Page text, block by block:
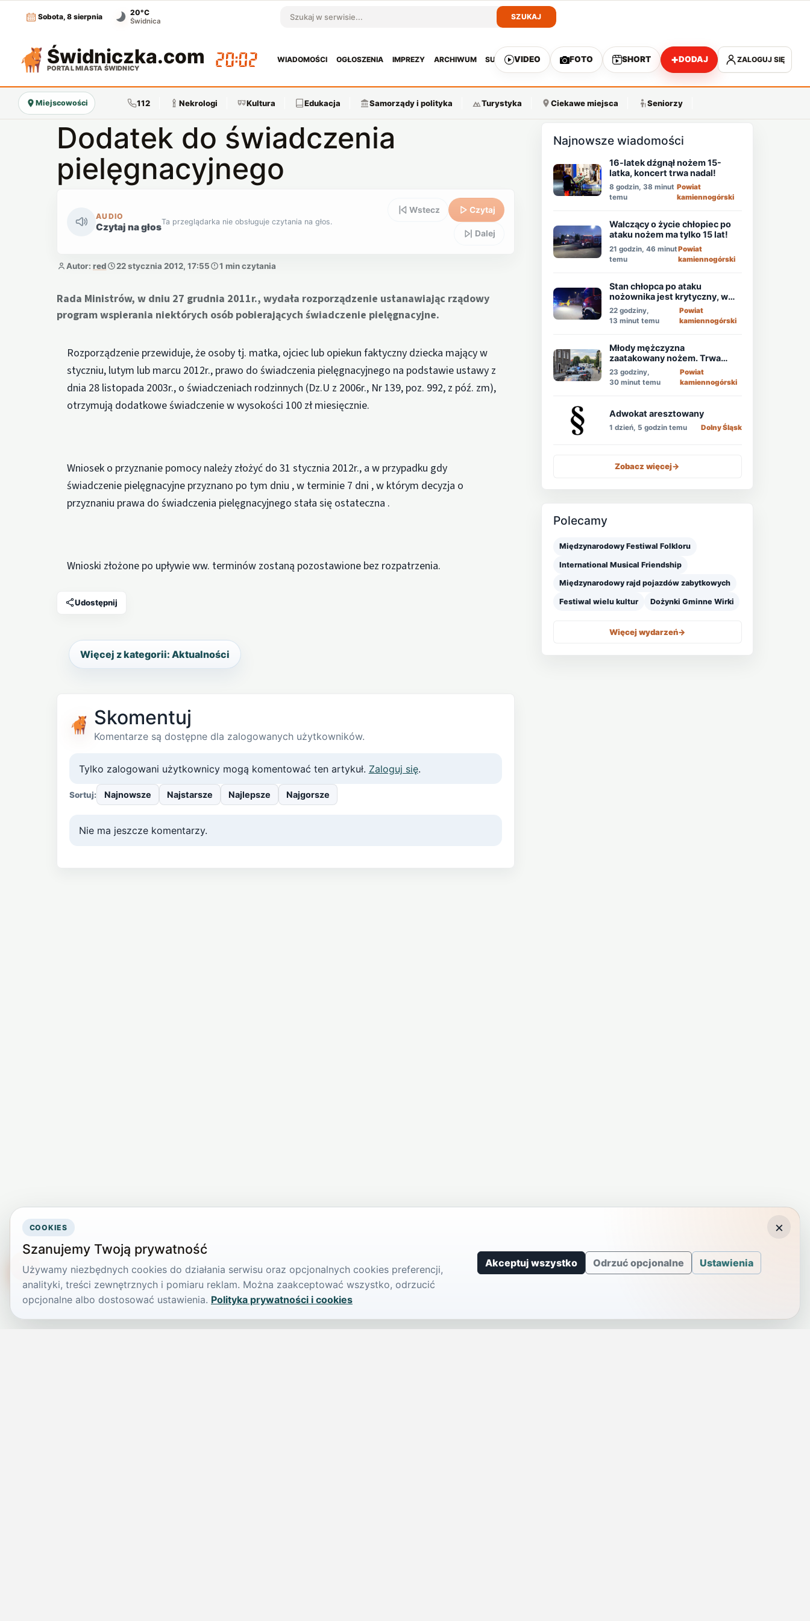
Sobota, 8 sierpnia
20°C
Świdnica Szukaj w serwisie
SZUKAJ
Świdniczka.com
PORTAL MIASTA ŚWIDNICY 20:02
WIADOMOŚCI OGŁOSZENIA IMPREZY ARCHIWUM SUBSKRYPCJA
VIDEO FOTO SHORT +DODAJ ZALOGUJ SIĘ
Miejscowości 112 Nekrologi Kultura Edukacja Samorządy i polityka Turystyka Ciekawe miejsca Seniorzy
Dodatek do świadczenia
pielęgnacyjnego
AUDIO
Czytaj na głosTa przeglądarka nie obsługuje czytania na głos.
Wstecz Czytaj
Dalej
Autor: red 22 stycznia 2012, 17:55 1 min czytania
Rada Ministrów, w dniu 27 grudnia 2011r., wydała rozporządzenie ustanawiając rządowy
program wspierania niektórych osób pobierających świadczenie pielęgnacyjne.
Rozporządzenie przewiduje, że osoby tj. matka, ojciec lub opiekun faktyczny dziecka mający w
styczniu, lutym lub marcu 2012r., prawo do świadczenia pielęgnacyjnego na podstawie ustawy z
dnia 28 listopada 2003r., o świadczeniach rodzinnych (Dz.U z 2006r., Nr 139, poz. 992, z póź. zm),
otrzymują dodatkowe świadczenie w wysokości 100 zł miesięcznie.
Wniosek o przyznanie pomocy należy złożyć do 31 stycznia 2012r., a w przypadku gdy
świadczenie pielęgnacyjne przyznano po tym dniu , w terminie 7 dni , w którym decyzja o
przyznaniu prawa do świadczenia pielęgnacyjnego stała się ostateczna .
Wnioski złożone po upływie ww. terminów zostaną pozostawione bez rozpatrzenia.
Udostępnij
Więcej z kategorii: Aktualności
Skomentuj
Komentarze są dostępne dla zalogowanych użytkowników.
Tylko zalogowani użytkownicy mogą komentować ten artykuł. Zaloguj się.
Sortuj: Najnowsze Najstarsze Najlepsze Najgorsze
Nie ma jeszcze komentarzy.
Najnowsze wiadomości
16-latek dźgnął nożem 15-
latka, koncert trwa nadal!
8 godzin, 38 minut
temu
Powiat
kamiennogórski
Walczący o życie chłopiec po
ataku nożem ma tylko 15 lat!
21 godzin, 46 minut
temu
Powiat
kamiennogórski
Stan chłopca po ataku
nożownika jest krytyczny, w
akcji śmigłowiec LPR!
22 godziny,
13 minut temu
Powiat
kamiennogórski
Młody mężczyzna
zaatakowany nożem. Trwa
obława!
23 godziny,
30 minut temu
Powiat
kamiennogórski
Adwokat aresztowany
1 dzień, 5 godzin temu Dolny Śląsk
Zobacz więcej->
Polecamy
Międzynarodowy Festiwal Folkloru
International Musical Friendship
Międzynarodowy rajd pojazdów zabytkowych
Festiwal wielu kultur Dożynki Gminne Wirki
Więcej wydarzeń->
COOKIES
Szanujemy Twoją prywatność
Używamy niezbędnych cookies do działania serwisu oraz opcjonalnych cookies preferencji,
analityki, treści zewnętrznych i pomiaru reklam. Można zaakceptować wszystko, odrzucić
opcjonalne albo dostosować ustawienia. Polityka prywatności i cookies
Akceptuj wszystko Odrzuć opcjonalne Ustawienia
×
TikTokowa Jelonka